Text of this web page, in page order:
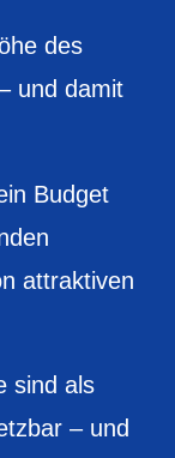
des
und damit
Budget
attraktiven
sind als
– und